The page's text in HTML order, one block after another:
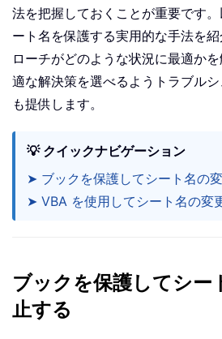
法を把握しておくことが重要です
ート名を保護する実用的な手法を
ローチがどのような状況に最適か
適な解決策を選べるようトラブル
も提供します。
💡 クイックナビゲーション
➤ ブックを保護してシート名の
➤ VBA を使用してシート名の変
ブックを保護してシー
止する